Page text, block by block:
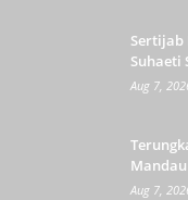
Sertijab
Suhaeti
Aug 7,
Aug 7,